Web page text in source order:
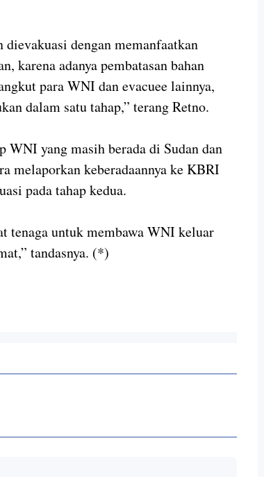
dengan memanfaatkan
karena adanya pembatasan bahan
para WNI dan evacuee lainnya,
dalam satu tahap,” terang Retno.
WNI yang masih berada di Sudan dan
melaporkan keberadaannya ke KBRI
pada tahap kedua.
tenaga untuk membawa WNI keluar
tandasnya. (*)